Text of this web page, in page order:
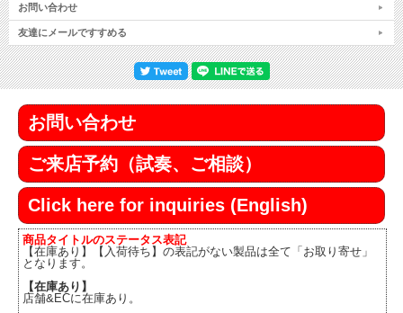
お問い合わせ
友達にメールですすめる
お問い合わせ
ご来店予約（試奏、ご相談）
Click here for inquiries (English)
商品タイトルのステータス表記
【在庫あり】【入荷待ち】の表記がない製品は全て「お取り寄せ」
となります。
【在庫あり】
店舗&ECに在庫あり。